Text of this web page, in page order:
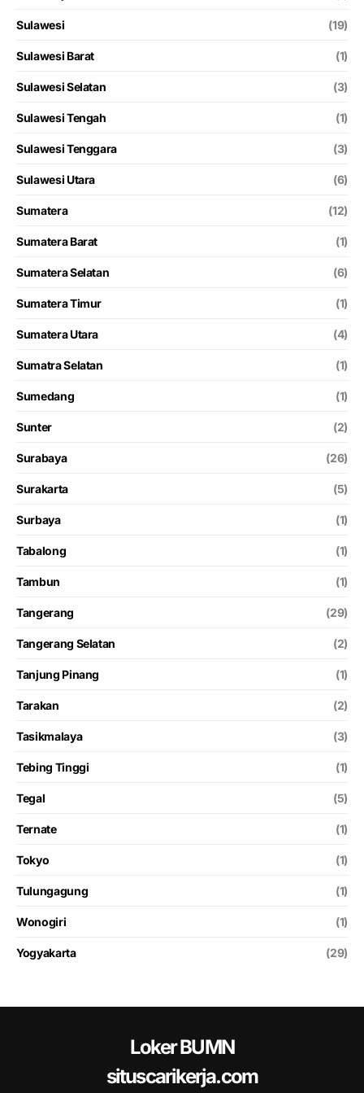
Sulawesi (19)
Sulawesi Barat (1)
Sulawesi Selatan (3)
Sulawesi Tengah (1)
Sulawesi Tenggara (3)
Sulawesi Utara (6)
Sumatera (12)
Sumatera Barat (1)
Sumatera Selatan (6)
Sumatera Timur (1)
Sumatera Utara (4)
Sumatra Selatan (1)
Sumedang (1)
Sunter (2)
Surabaya (26)
Surakarta (5)
Surbaya (1)
Tabalong (1)
Tambun (1)
Tangerang (29)
Tangerang Selatan (2)
Tanjung Pinang (1)
Tarakan (2)
Tasikmalaya (3)
Tebing Tinggi (1)
Tegal (5)
Ternate (1)
Tokyo (1)
Tulungagung (1)
Wonogiri (1)
Yogyakarta (29)
Loker BUMN
situscarikerja.com